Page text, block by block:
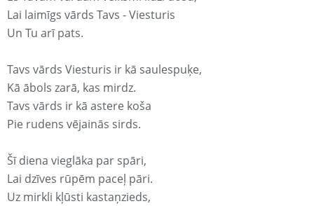
Lai laimīgs vārds Tavs - Viesturis
Un Tu arī pats.
Tavs vārds Viesturis ir kā saulespuķe,
Kā ābols zarā, kas mirdz.
Tavs vārds ir kā astere koša
Pie rudens vējainās sirds.
Šī diena vieglāka par spāri,
Lai dzīves rūpēm paceļ pāri.
Uz mirkli kļūsti kastaņzieds,